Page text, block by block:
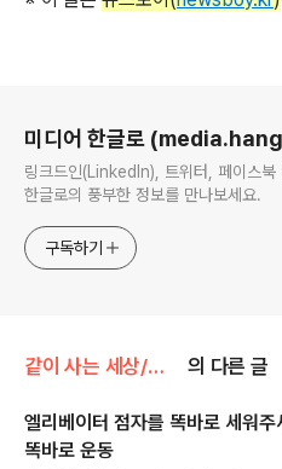
미디어 한글로
링크드인(LinkedIn), 트위터, 페이스
한글로의 풍부한 정보를 만나보세요.
구독하기
같이 사는 세상/점자-두뇌 트레이닝 의 다른 글
엘리베이터 점자를 똑바로 세워
똑바로 운동